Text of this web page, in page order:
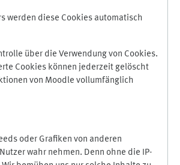
werden diese Cookies automatisch
über die Verwendung von Cookies.
Cookies können jederzeit gelöscht
von Moodle vollumfänglich
oder Grafiken von anderen
wahr nehmen. Denn ohne die IP-